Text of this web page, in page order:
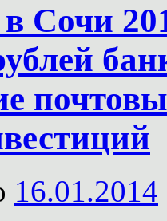
Сочи
16.01.2014